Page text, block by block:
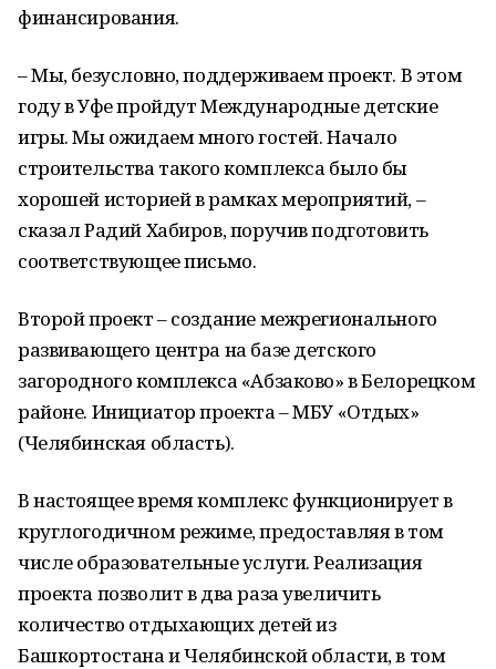
финансирования.
– Мы, безусловно, поддерживаем проект. В этом
году в Уфе пройдут Международные детские
игры. Мы ожидаем много гостей. Начало
строительства такого комплекса было бы
хорошей историей в рамках мероприятий, –
сказал Радий Хабиров, поручив подготовить
соответствующее письмо.
Второй проект – создание межрегионального
развивающего центра на базе детского
загородного комплекса «Абзаково» в Белорецком
районе. Инициатор проекта – МБУ «Отдых»
(Челябинская область).
В настоящее время комплекс функционирует в
круглогодичном режиме, предоставляя в том
числе образовательные услуги. Реализация
проекта позволит в два раза увеличить
количество отдыхающих детей из
Башкортостана и Челябинской области, в том